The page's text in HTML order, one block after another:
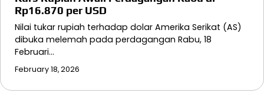
Rp16.870 per USD
Nilai tukar rupiah terhadap dolar Amerika Serikat (AS)
dibuka melemah pada perdagangan Rabu, 18
Februari…
February 18, 2026